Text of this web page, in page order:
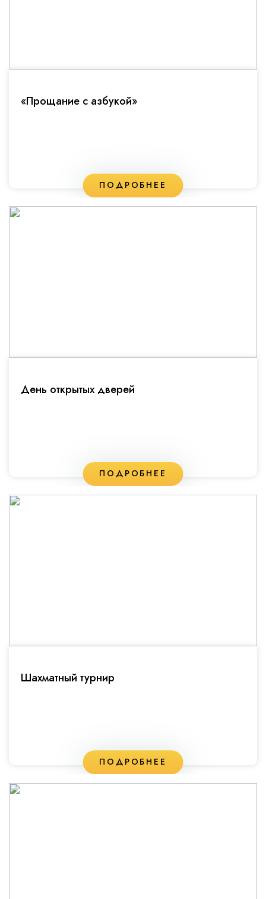
«Прощание с азбукой»
ПОДРОБНЕЕ
День открытых дверей
ПОДРОБНЕЕ
Шахматный турнир
ПОДРОБНЕЕ